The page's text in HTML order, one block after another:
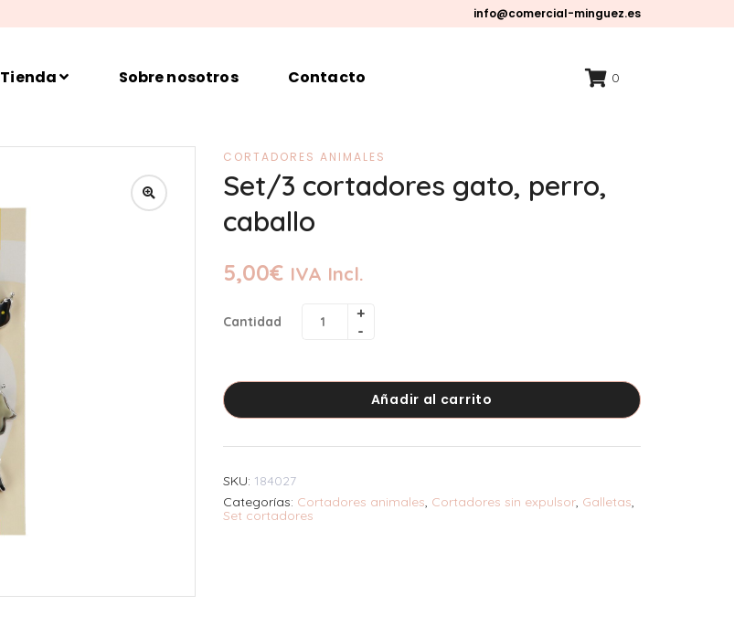
info@comercial-minguez.es
Tienda Sobre nosotros Contacto 0
CORTADORES ANIMALES
Set/3 cortadores gato, perro,
caballo
5,00€ IVA Incl.
Cantidad
Añadir al carrito
SKU: 184027
Categorías: Cortadores animales, Cortadores sin expulsor, Galletas,
Set cortadores